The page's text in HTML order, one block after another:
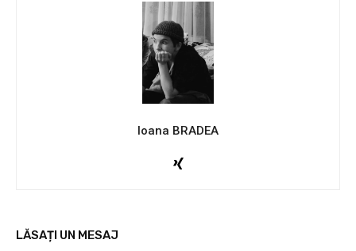
Ioana BRADEA
LĂSAȚI UN MESAJ